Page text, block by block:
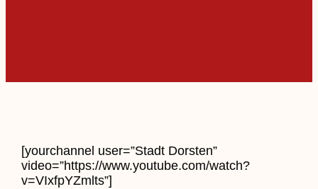
[yourchannel user=”Stadt Dorsten”
video=”https://www.youtube.com/watch?
v=VIxfpYZmlts”]